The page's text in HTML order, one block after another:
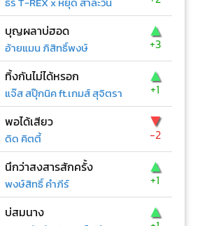
บุญผลาบ่ฮอด
อ้ายแมน ภิสิทธิ์พงษ์
▲
+3
ทิ้งกันไม่ได้หรอก
แจ๊ส สปุ๊กนิค ft.เกมส์ สุจิตรา
▲
+1
พอได้เสียว
ดิด คิตตี้
▼
-2
นึกว่าสงสารสักครั้ง
พงษ์สิทธิ์ คำภีร์
▲
+1
บ่สมนาง ▲